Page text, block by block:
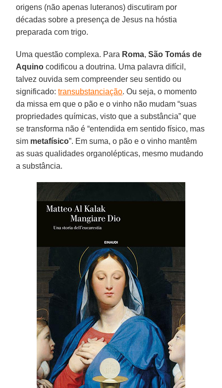
origens (não apenas luteranos) discutiram por
décadas sobre a presença de Jesus na hóstia
preparada com trigo.
Uma questão complexa. Para Roma,São Tomás de
Aquino codificou a doutrina. Uma palavra difícil,
talvez ouvida sem compreender seu sentido ou
significado:transubstanciação. Ou seja, o momento
da missa em que o pão e o vinho não mudam “suas
propriedades químicas, visto que a substância” que
se transforma não é “entendida em sentido físico, mas
sim metafísico”. Em suma, o pão e o vinho mantêm
as suas qualidades organolépticas, mesmo mudando
a substância.